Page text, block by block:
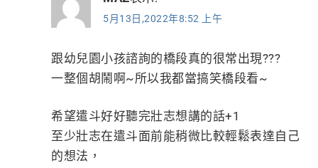
5月13日,2022年8:52 上午
跟幼兒園小孩諮詢的橋段真的很常出現???
一整個胡鬧啊~所以我都當搞笑橋段看~
希望遣斗好好聽完壯志想講的話+1
至少壯志在遣斗面前能稍微比較輕鬆表達自己
的想法，